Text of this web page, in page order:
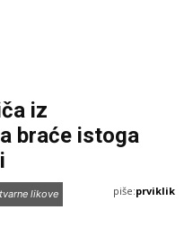
iz
braće istoga
piše:prviklik
likove